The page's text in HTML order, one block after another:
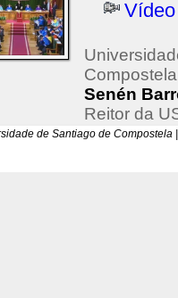
Vídeo
Compostela
Senén
Reitor da
de Santiago de